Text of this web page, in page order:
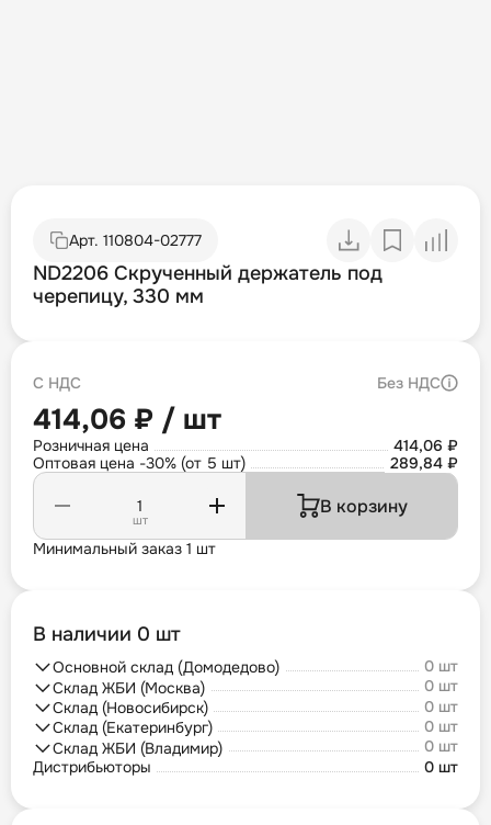
Арт. 110804-02777
ND2206 Скрученный держатель под
черепицу, 330 мм
С НДС Без НДС
414,06 ₽ / шт
Розничная цена
414,06 ₽
Оптовая цена -30% (от 5 шт)
289,84 ₽
шт
В корзину
Минимальный заказ 1 шт
В наличии 0 шт
Основной склад (Домодедово)
0 шт
Склад ЖБИ (Москва)
0 шт
Склад (Новосибирск)
0 шт
Склад (Екатеринбург)
0 шт
Склад ЖБИ (Владимир)
0 шт
Дистрибьюторы
0 шт